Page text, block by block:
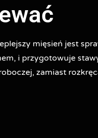
mięsień jest
i przygotowuje
zamiast